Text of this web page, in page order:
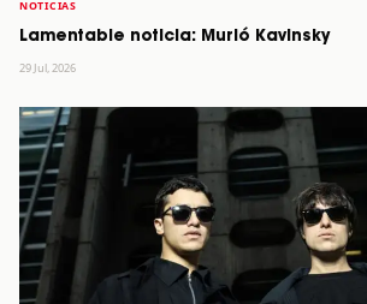
NOTICIAS
Lamentable noticia: Murió Kavinsky
29 Jul, 2026